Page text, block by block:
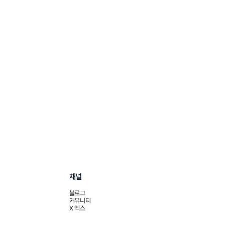
채널
블로그
커뮤니티
X 엑스